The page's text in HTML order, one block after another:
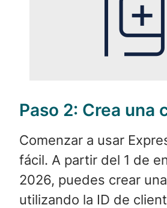
Paso 2: Crea una
Comenzar a usar
fácil. A partir del 1 de
2026, puedes crear
utilizando la ID de